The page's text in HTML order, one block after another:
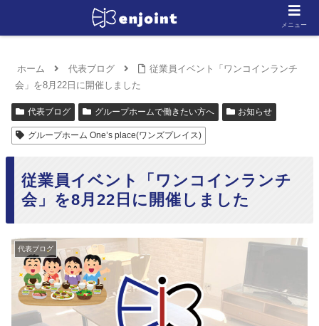
ホーム 代表ブログ
従業員イベント「ワンコインランチ
会」を8月22日に開催しました
代表ブログ グループホームで働きたい方へ お知らせ
グループホーム One’s place(ワンズプレイス)
従業員イベント「ワンコインランチ
会」を8月22日に開催しました
代表ブログ
メニュー